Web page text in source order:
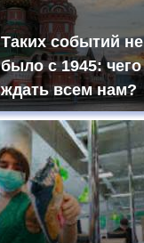
Таких событий не
было с 1945: чего
ждать всем нам?